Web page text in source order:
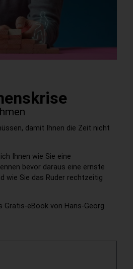
damit Ihnen die Zeit nicht
Ihnen wie Sie eine
bevor daraus eine ernste
wie Sie das Ruder rechtzeitig
Gratis-eBook von Hans-Georg